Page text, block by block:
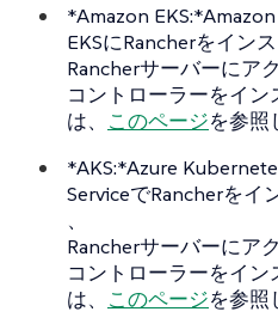
*Amazon EKS:*Amazon
EKSにRancherをイン
Rancherサーバーにア
コントローラーをイ
は、 このページを参照
*AKS:*Azure
ServiceでRancherをイ
、
Rancherサーバーにア
コントローラーをイ
は、 このページを参照